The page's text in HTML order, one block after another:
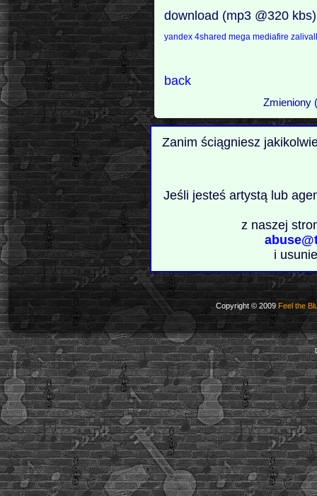
download (mp3 @320
yandex4sharedmegamediafire
back
Zmieniony
Zanim ściągniesz
Jeśli jesteś artystą lub
z naszej
i
Copyright © 2009 Feel the